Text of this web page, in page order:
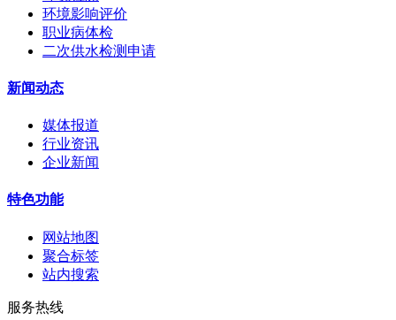
环境影响评价
职业病体检
二次供水检测申请
新闻动态
媒体报道
行业资讯
企业新闻
特色功能
网站地图
聚合标签
站内搜索
服务热线